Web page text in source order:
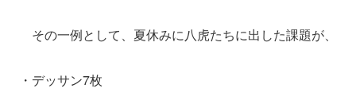
その一例として、夏休みに八虎たちに出した課題が、
・デッサン7枚